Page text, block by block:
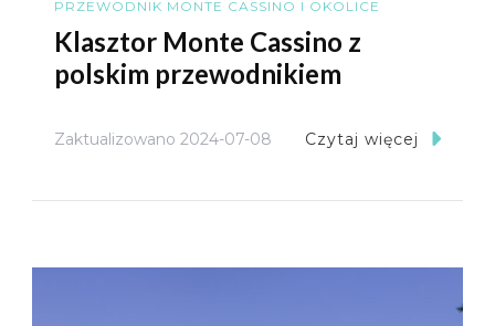
PRZEWODNIK MONTE CASSINO I OKOLICE
Klasztor Monte Cassino z
polskim przewodnikiem
Zaktualizowano 2024-07-08 Czytaj więcej